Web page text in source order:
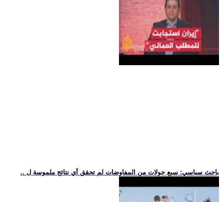
.. باحث سياسي: سبع جولات من المفاوضات لم تحقق أي نتائج ملموسة ل